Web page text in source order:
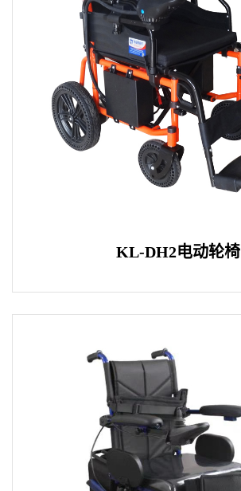
KL-DH2电动轮椅